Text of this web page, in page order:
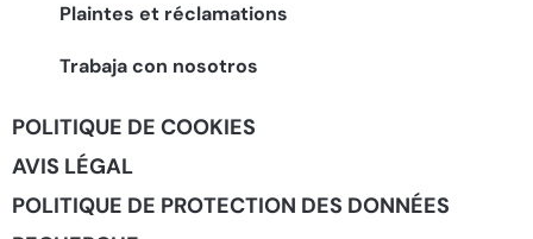
Plaintes et réclamations
Trabaja con nosotros
POLITIQUE DE COOKIES
AVIS LÉGAL
POLITIQUE DE PROTECTION DES DONNÉES